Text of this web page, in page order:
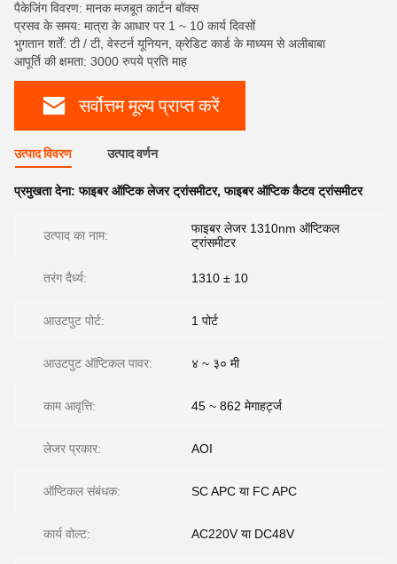
पैकेजिंग विवरण: मानक मजबूत कार्टन बॉक्स
प्रसव के समय: मात्रा के आधार पर 1 ~ 10 कार्य दिवसों
भुगतान शर्तें: टी / टी, वेस्टर्न यूनियन, क्रेडिट कार्ड के माध्यम से अलीबाबा
आपूर्ति की क्षमता: 3000 रुपये प्रति माह
सर्वोत्तम मूल्य प्राप्त करें
उत्पाद विवरण उत्पाद वर्णन
प्रमुखता देना:फाइबर ऑप्टिक लेजर ट्रांसमीटर,फाइबर ऑप्टिक कैटव ट्रांसमीटर
उत्पाद का नाम:
फाइबर लेजर 1310nm ऑप्टिकल
ट्रांसमीटर
तरंग दैर्ध्य: 1310 ± 10
आउटपुट पोर्ट: 1 पोर्ट
आउटपुट ऑप्टिकल पावर: ४ ~ ३० मी
काम आवृत्ति: 45 ~ 862 मेगाहर्ट्ज
लेजर प्रकार: AOI
ऑप्टिकल संबंधक: SC APC या FC APC
कार्य वोल्ट: AC220V या DC48V